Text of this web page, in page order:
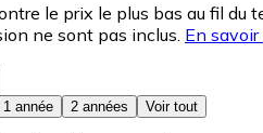
le prix le plus bas au fil du
ne sont pas inclus. En savoir
1 année 2 années Voir tout